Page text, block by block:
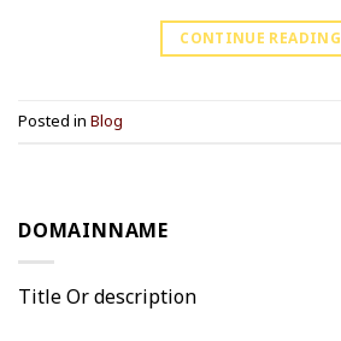
CONTINUE READING
Posted in Blog
DOMAINNAME
Title Or description